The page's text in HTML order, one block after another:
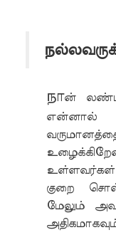
நான்
என்னால்
உள்ளவர்கள்
குறை
மேலும்